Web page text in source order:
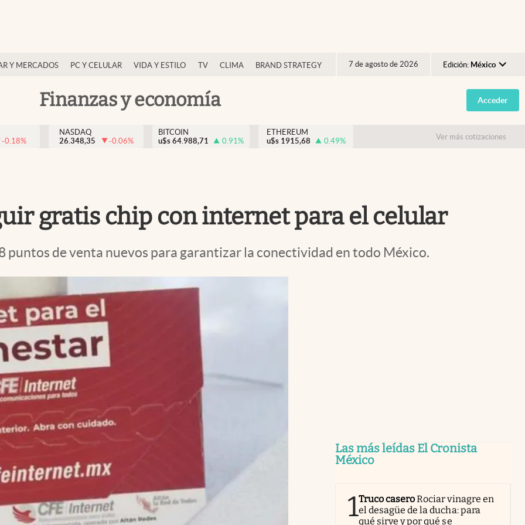
Y MERCADOS PC Y CELULAR VIDA Y ESTILO TV CLIMA BRAND STRATEGY 7 de agosto de 2026 Edición: México
Argentina
España
USA
Finanzas y economía Acceder
-0.18%
NASDAQ
26.348,35
-0.06%
BITCOIN
u$s 64.988,71 0.91%
ETHEREUM
u$s 1915,68 0.49% Ver más cotizaciones
gratis chip con internet para el celular
puntos de venta nuevos para garantizar la conectividad en todo México.
Las más leídas El Cronista
México
1Truco caseroRociar vinagre en
el desagüe de la ducha: para
qué sirve y por qué se